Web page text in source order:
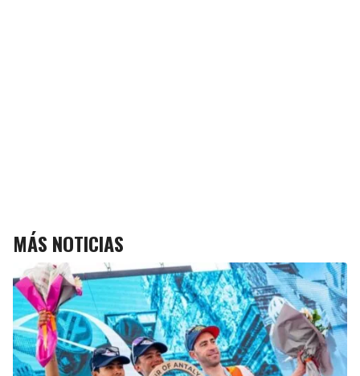
MÁS NOTICIAS